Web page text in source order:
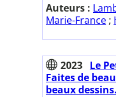
Auteurs :
Marie-France ;
2023 Le
Faites de
beaux dessins.